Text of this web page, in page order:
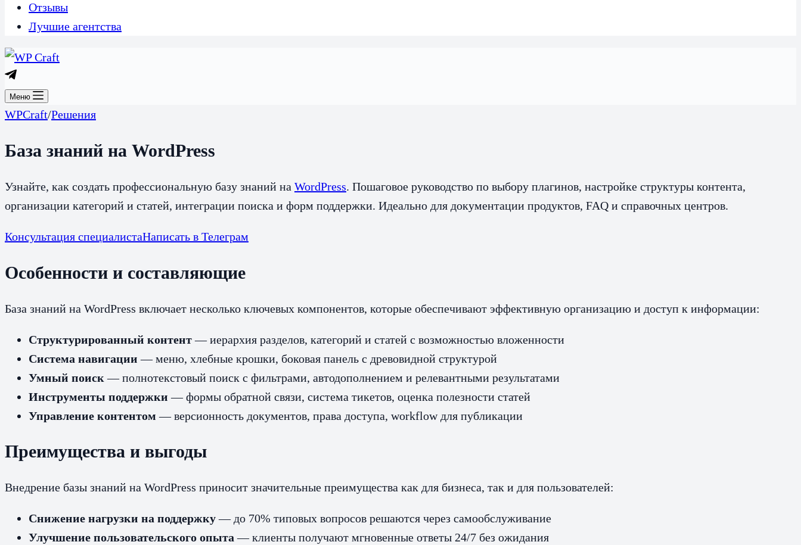
Отзывы
Лучшие агентства
Меню
WPCraft/Решения
База знаний на WordPress
Узнайте, как создать профессиональную базу знаний на WordPress. Пошаговое руководство по выбору плагинов, настройке структуры контента,
организации категорий и статей, интеграции поиска и форм поддержки. Идеально для документации продуктов, FAQ и справочных центров.
Консультация специалистаНаписать в Телеграм
Особенности и составляющие
База знаний на WordPress включает несколько ключевых компонентов, которые обеспечивают эффективную организацию и доступ к информации:
Структурированный контент— иерархия разделов, категорий и статей с возможностью вложенности
Система навигации — меню, хлебные крошки, боковая панель с древовидной структурой
Умный поиск — полнотекстовый поиск с фильтрами, автодополнением и релевантными результатами
Инструменты поддержки — формы обратной связи, система тикетов, оценка полезности статей
Управление контентом — версионность документов, права доступа, workflow для публикации
Преимущества и выгоды
Внедрение базы знаний на WordPress приносит значительные преимущества как для бизнеса, так и для пользователей:
Снижение нагрузки на поддержку— до 70% типовых вопросов решаются через самообслуживание
Улучшение пользовательского опыта — клиенты получают мгновенные ответы 24/7 без ожидания